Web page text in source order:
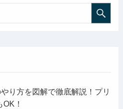
り方を図解で徹底解説！プリ
！